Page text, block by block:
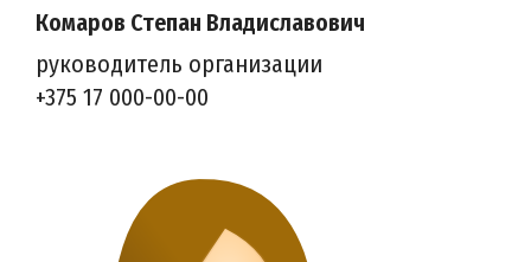
Комаров Степан Владиславович
руководитель организации
+375 17 000-00-00